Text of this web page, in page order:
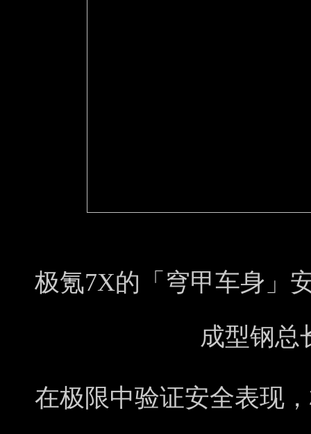
极氪7X的「穹甲车身」
成型钢总
在极限中验证安全表现